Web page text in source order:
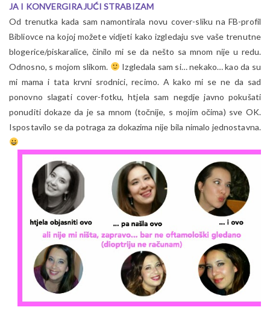
JA I KONVERGIRAJUĆI STRABIZAM
Od trenutka kada sam namontirala novu cover-sliku na FB-profil
Bibliovce na kojoj možete vidjeti kako izgledaju sve vaše trenutne
blogerice/piskaralice, činilo mi se da nešto sa mnom nije u redu.
Odnosno, s mojom slikom.
Izgledala sam si… nekako… kao da su
mi mama i tata krvni srodnici, recimo. A kako mi se ne da sad
ponovno slagati cover-fotku, htjela sam negdje javno pokušati
ponuditi dokaze da je sa mnom (točnije, s mojim očima) sve OK.
Ispostavilo se da potraga za dokazima nije bila nimalo jednostavna.